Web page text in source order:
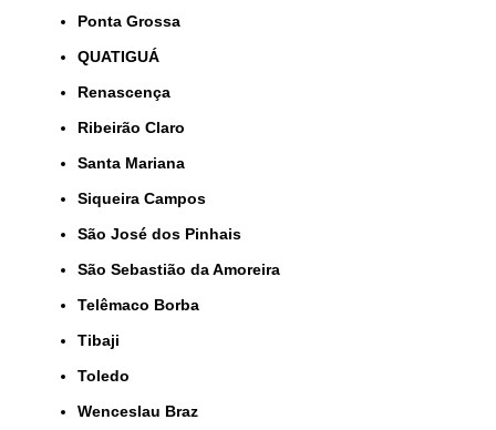
Ponta Grossa
QUATIGUÁ
Renascença
Ribeirão Claro
Santa Mariana
Siqueira Campos
São José dos Pinhais
São Sebastião da Amoreira
Telêmaco Borba
Tibaji
Toledo
Wenceslau Braz